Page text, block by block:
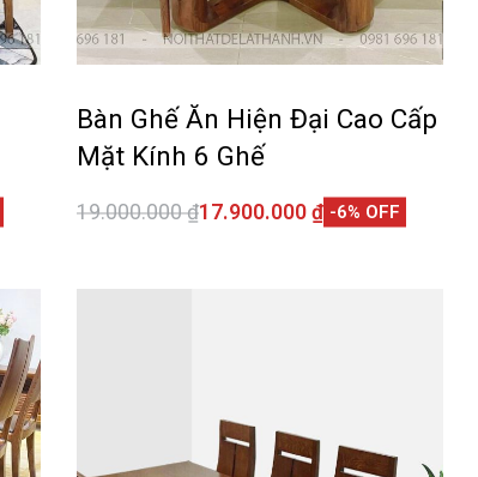
Bàn Ghế Ăn Hiện Đại Cao Cấp
Mặt Kính 6 Ghế
19.000.000₫17.900.000 ₫ -6% OFF